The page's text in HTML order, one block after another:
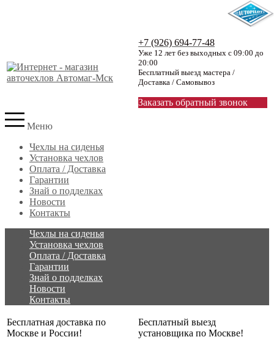
+7 (926) 694-77-48
Уже 12 лет без выходных с 09:00 до
20:00
Бесплатный выезд мастера /
Доставка / Самовывоз
Заказать обратный звонок
Меню
Чехлы на сиденья
Установка чехлов
Оплата / Доставка
Гарантии
Знай о подделках
Новости
Контакты
Чехлы на сиденья
Установка чехлов
Оплата / Доставка
Гарантии
Знай о подделках
Новости
Контакты
Бесплатная доставка по
Москве и России!
Бесплатный выезд
установщика по Москве!